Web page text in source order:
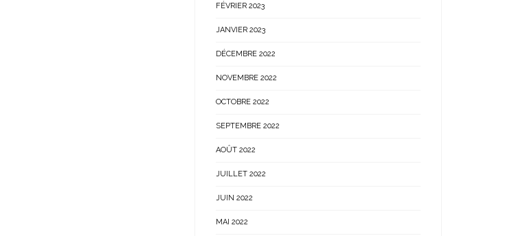
FÉVRIER 2023
JANVIER 2023
DÉCEMBRE 2022
NOVEMBRE 2022
OCTOBRE 2022
SEPTEMBRE 2022
AOÛT 2022
JUILLET 2022
JUIN 2022
MAI 2022